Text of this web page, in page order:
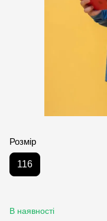
Розмір
116
В наявності